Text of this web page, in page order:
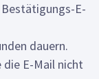
E-
dauern.
die E-Mail nicht